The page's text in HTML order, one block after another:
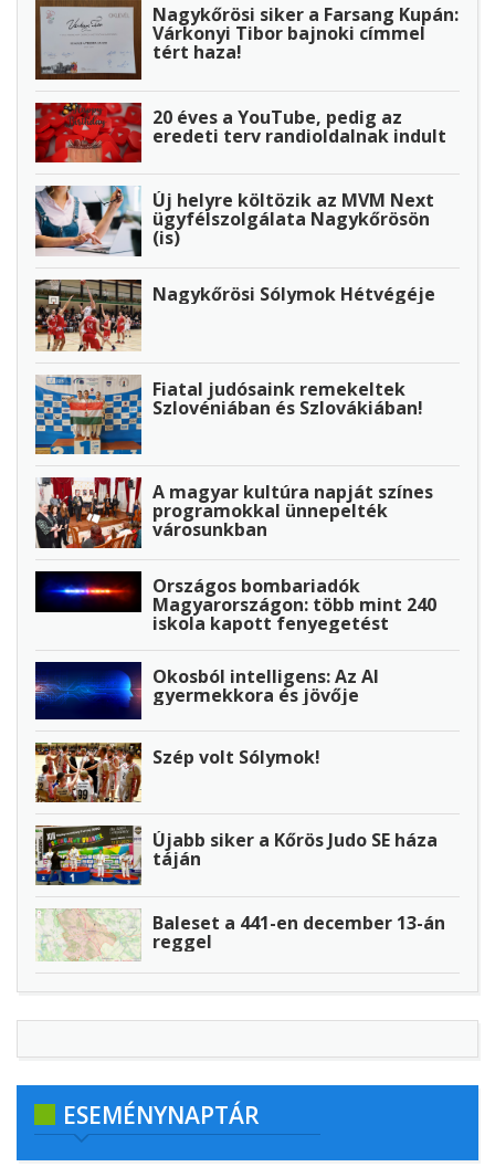
Nagykőrösi siker a Farsang Kupán:
Várkonyi Tibor bajnoki címmel
tért haza!
20 éves a YouTube, pedig az
eredeti terv randioldalnak indult
Új helyre költözik az MVM Next
ügyfélszolgálata Nagykőrösön
(is)
Nagykőrösi Sólymok Hétvégéje
Fiatal judósaink remekeltek
Szlovéniában és Szlovákiában!
A magyar kultúra napját színes
programokkal ünnepelték
városunkban
Országos bombariadók
Magyarországon: több mint 240
iskola kapott fenyegetést
Okosból intelligens: Az AI
gyermekkora és jövője
Szép volt Sólymok!
Újabb siker a Kőrös Judo SE háza
táján
Baleset a 441-en december 13-án
reggel
ESEMÉNYNAPTÁR